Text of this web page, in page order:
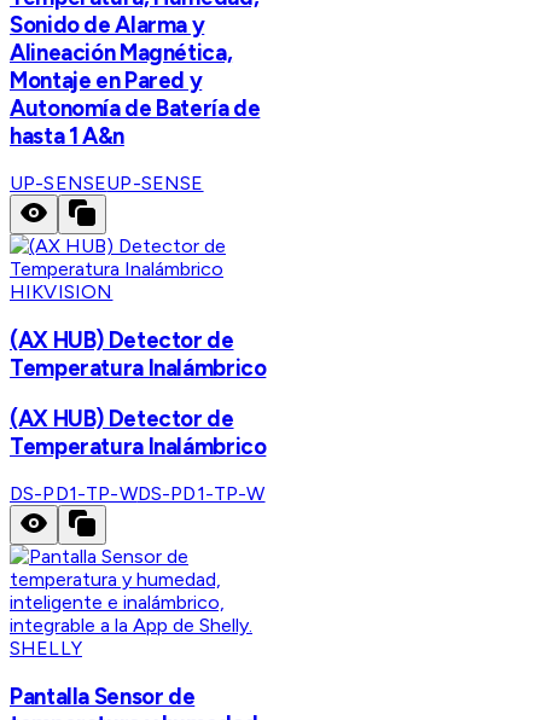
Sonido de Alarma y
Alineación Magnética,
Montaje en Pared y
Autonomía de Batería de
hasta 1 A&n
UP-SENSEUP-SENSE
HIKVISION
(AX HUB) Detector de
Temperatura Inalámbrico
(AX HUB) Detector de
Temperatura Inalámbrico
DS-PD1-TP-WDS-PD1-TP-W
SHELLY
Pantalla Sensor de